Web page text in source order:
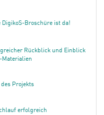
Broschüre ist da!
Rückblick und Einblick
Materialien
Projekts
erfolgreich